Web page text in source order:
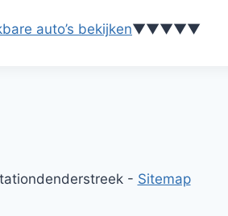
auto’s bekijken▼▼▼▼▼
- Sitemap